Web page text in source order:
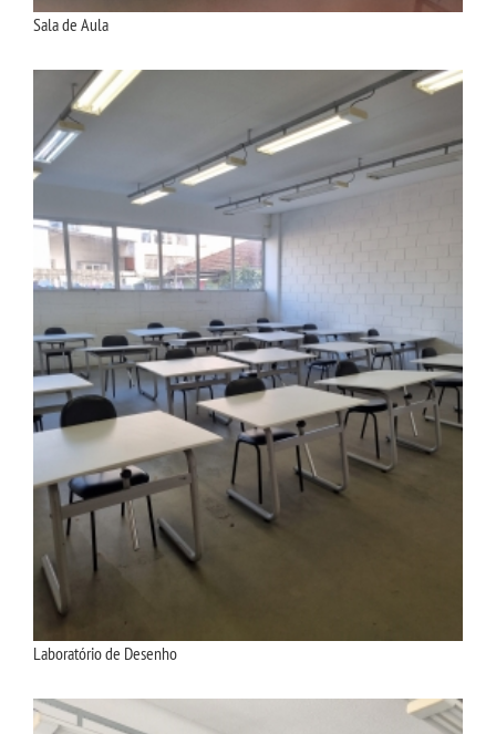
Sala de Aula
Laboratório de Desenho